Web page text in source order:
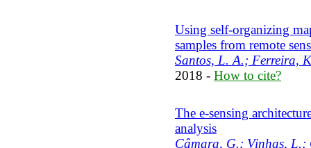
Using self-organizing
samples from remote
Santos, L. A.; Ferreira,
2018 - How to cite?
The e-sensing
analysis
Câmara, G.; Vinhas, L.;